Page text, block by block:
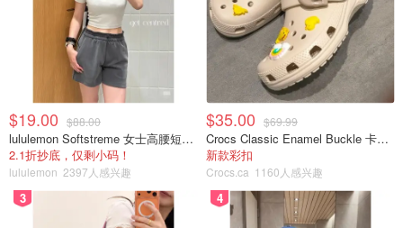
$19.00 $88.00
lululemon Softstreme 女士高腰短裤 10cm
2.1折抄底，仅剩小码！
lululemon 2397人感兴趣
$35.00 $69.99
Crocs Classic Enamel Buckle 卡骆驰布扣便鞋
新款彩扣
Crocs.ca 1160人感兴趣
3 4